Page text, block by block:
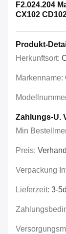
F2.024.204
CX102
Produkt-
Herkunftsort:
Markenname:
Zahlungs-U.
Min
Preis:
Verpackung
Lieferzeit: 3-